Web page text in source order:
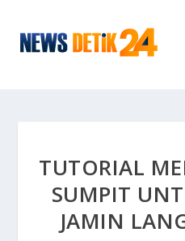
TUTORIAL
SUMPIT
JAMIN